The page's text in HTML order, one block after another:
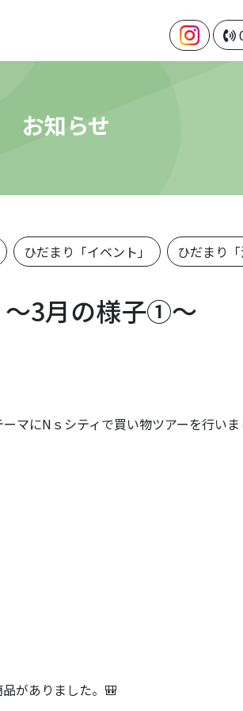
お知らせ
ひだまり「イベント」 ひだまり
3月の様子①～
マにNｓシティで買い物ツアーを行い
がありました。🎒